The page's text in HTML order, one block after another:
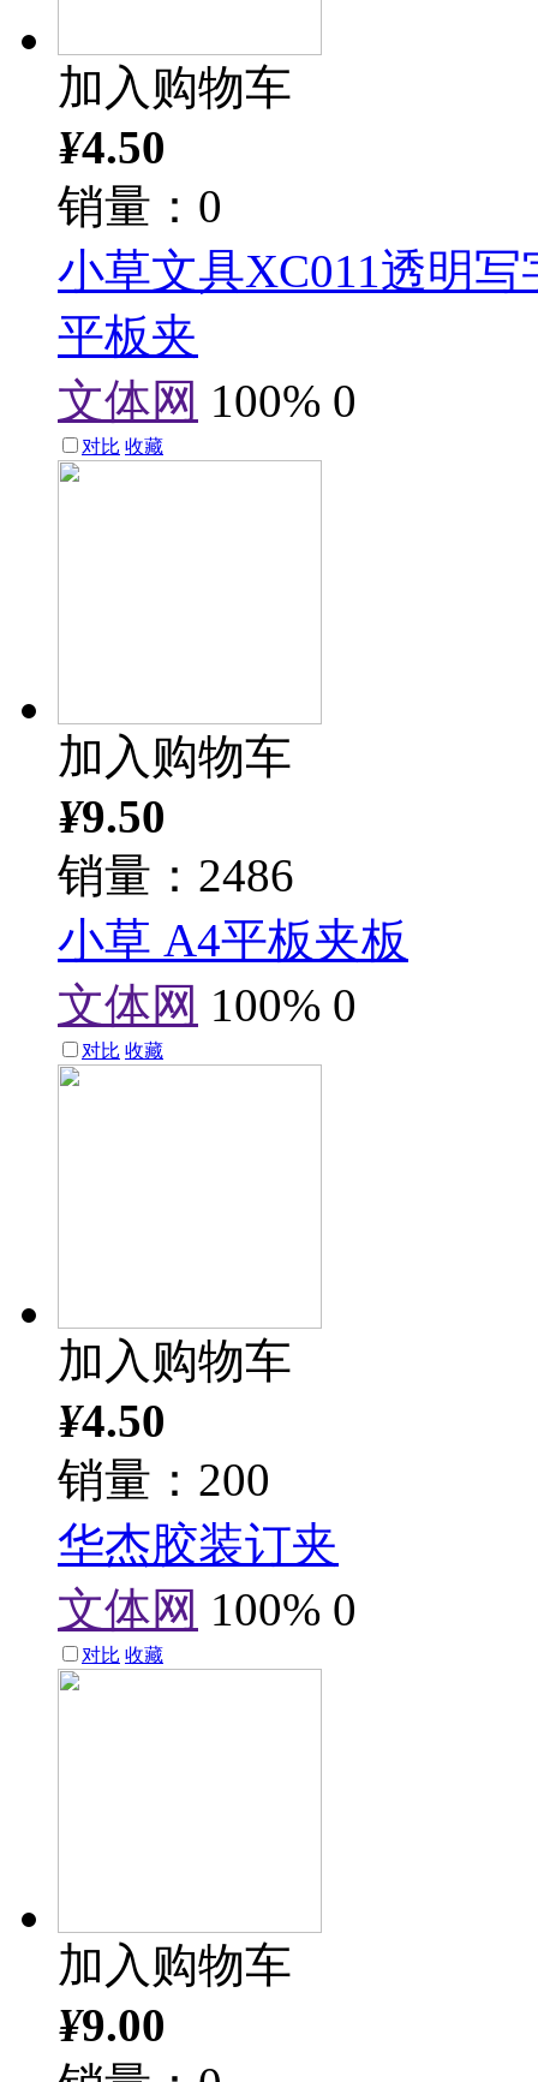
加入购物车
¥4.50
销量：0
小草文具XC011透明写
平板夹
文体网 100% 0
对比 收藏
加入购物车
¥9.50
销量：2486
小草 A4平板夹板
文体网 100% 0
对比 收藏
加入购物车
¥4.50
销量：200
华杰胶装订夹
文体网 100% 0
对比 收藏
加入购物车
¥9.00